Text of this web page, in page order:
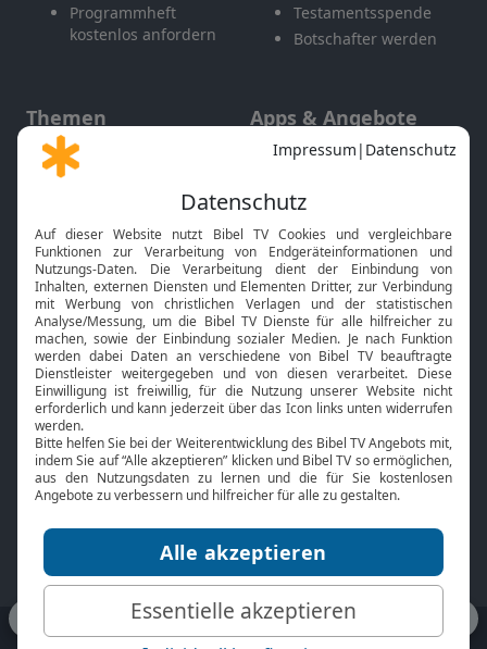
Programmheft
kostenlos anfordern
Testamentsspende
Botschafter werden
Themen
Gott und Bibel erklärt
Neuigkeiten
Apps & Angebote
Mobile App
Smart TV
HbbTV
Bibelthek Online-Bibel
Nächster Gottesdienst
Bibel TV
Über uns
Jobs
Mediadaten
Service
Kontakt
TV-Empfang
bibeltv.de: Impressum
Datenschutz